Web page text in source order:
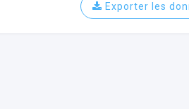
Exporter les